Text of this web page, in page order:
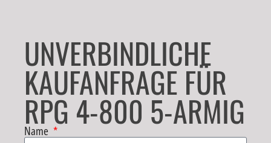
UNVERBINDLICHE
KAUFANFRAGE FÜR
RPG 4-800 5-ARMIG
Name